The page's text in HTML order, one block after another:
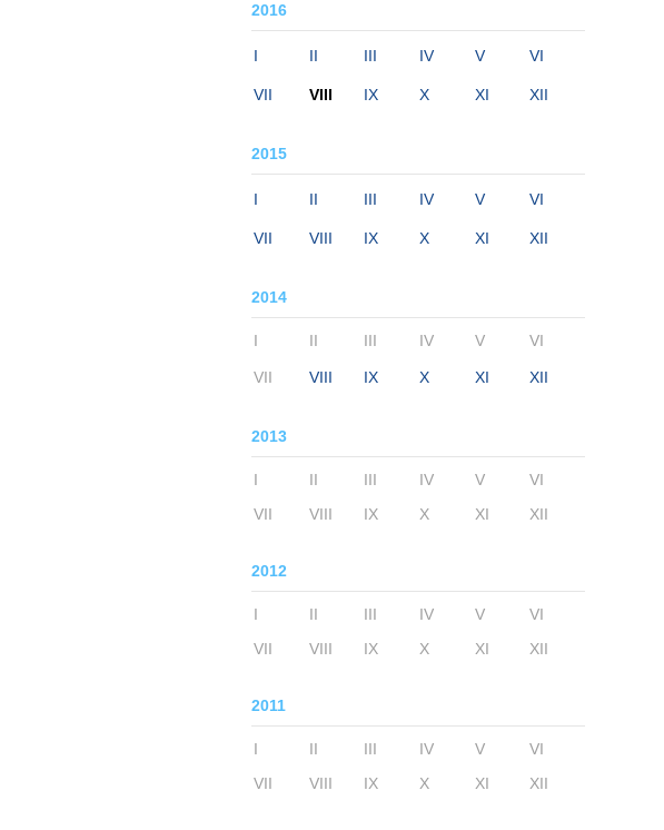
2016
I II III IV V VI
VII VIII IX X XI XII
2015
I II III IV V VI
VII VIII IX X XI XII
2014
I II III IV V VI
VII VIII IX X XI XII
2013
I II III IV V
VI
VII
VIII IX X XI XII
2012
I II III IV V
VI
VII
VIII IX X XI XII
2011
I II III IV V
VI
VII
VIII IX X XI XII